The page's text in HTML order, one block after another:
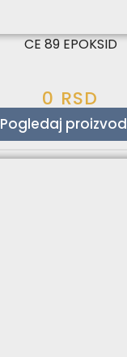
CE 89 EPOKSID
0 RSD
Pogledaj proizvod